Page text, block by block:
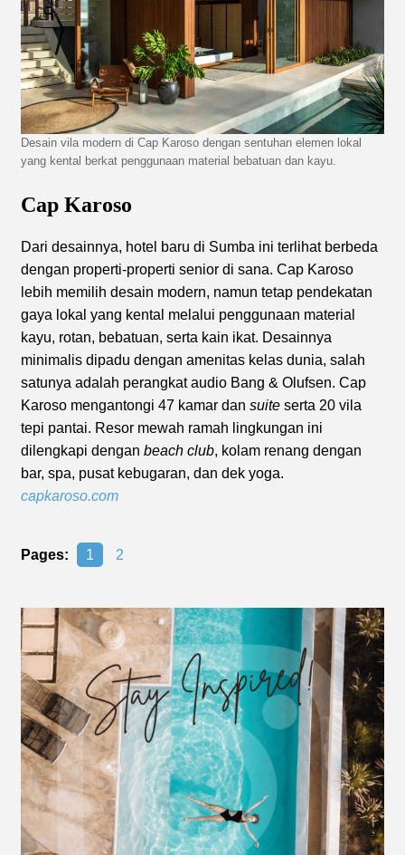
Desain vila modern di Cap Karoso dengan sentuhan elemen lokal
yang kental berkat penggunaan material bebatuan dan kayu.
Cap Karoso
Dari desainnya, hotel baru di Sumba ini terlihat berbeda
dengan properti-properti senior di sana. Cap Karoso
lebih memilih desain modern, namun tetap pendekatan
gaya lokal yang kental melalui penggunaan material
kayu, rotan, bebatuan, serta kain ikat. Desainnya
minimalis dipadu dengan amenitas kelas dunia, salah
satunya adalah perangkat audio Bang & Olufsen. Cap
Karoso mengantongi 47 kamar dan suite serta 20 vila
tepi pantai. Resor mewah ramah lingkungan ini
dilengkapi dengan beach club, kolam renang dengan
bar, spa, pusat kebugaran, dan dek yoga.
capkaroso.com
Pages: 1 2